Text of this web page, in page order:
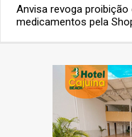
Anvisa revoga proibição
medicamentos pela